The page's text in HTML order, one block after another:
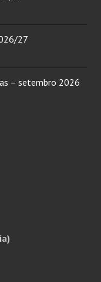
27
– setembro 2026